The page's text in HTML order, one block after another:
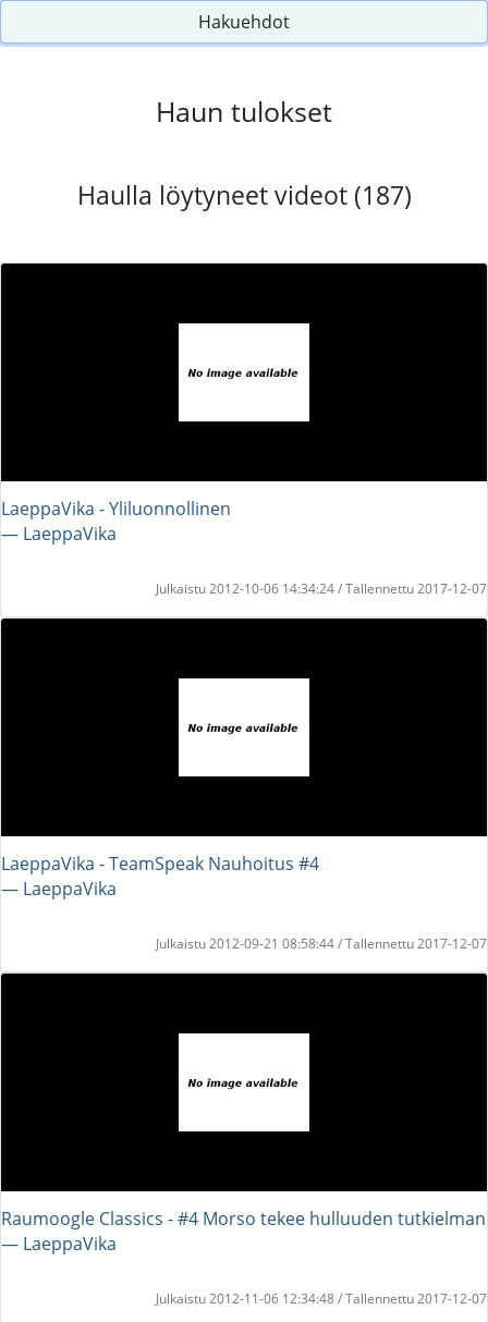
Hakuehdot
Haun tulokset
Haulla löytyneet videot (187)
LaeppaVika - Yliluonnollinen
― LaeppaVika
Julkaistu 2012-10-06 14:34:24 / Tallennettu 2017-12-07
LaeppaVika - TeamSpeak Nauhoitus #4
― LaeppaVika
Julkaistu 2012-09-21 08:58:44 / Tallennettu 2017-12-07
Raumoogle Classics - #4 Morso tekee hulluuden tutkielman
― LaeppaVika
Julkaistu 2012-11-06 12:34:48 / Tallennettu 2017-12-07